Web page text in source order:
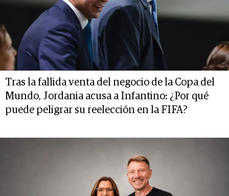
Tras la fallida venta del negocio de la Copa del
Mundo, Jordania acusa a Infantino: ¿Por qué
puede peligrar su reelección en la FIFA?